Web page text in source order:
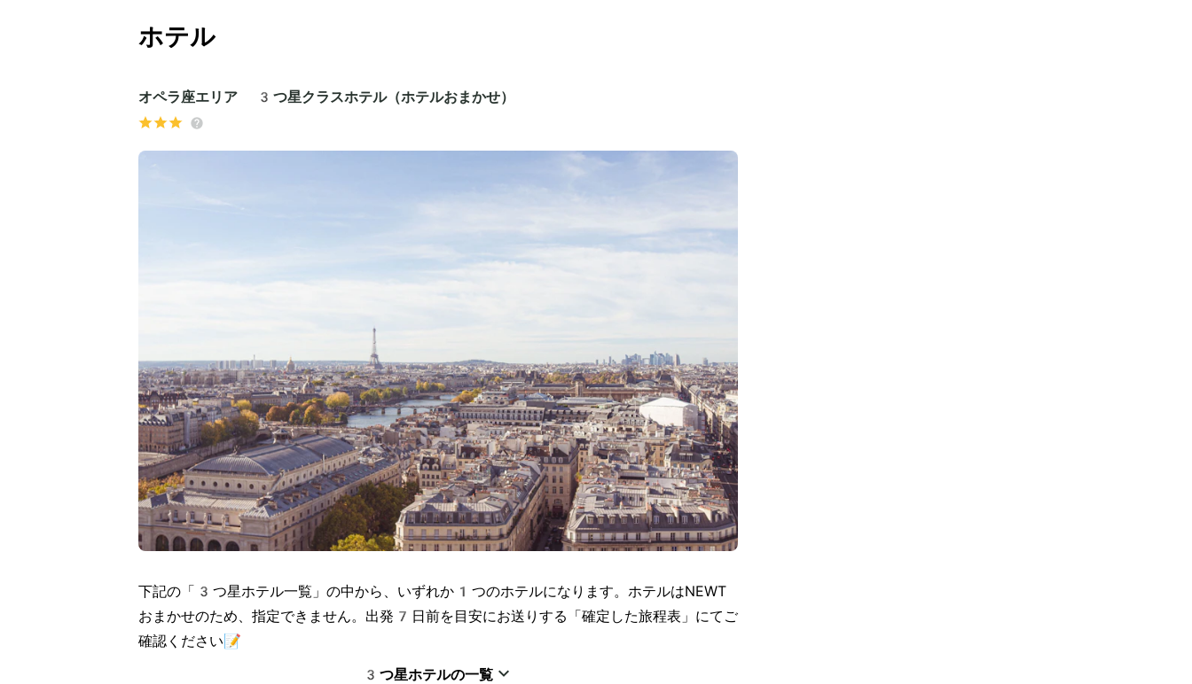
ホテル
オペラ座エリア 3つ星クラスホテル（ホテルおまかせ）
下記の「3つ星ホテル一覧」の中から、いずれか1つのホテルになります。ホテルはNEWT
おまかせのため、指定できません。出発7日前を目安にお送りする「確定した旅程表」にてご
確認ください📝
3つ星ホテルの一覧